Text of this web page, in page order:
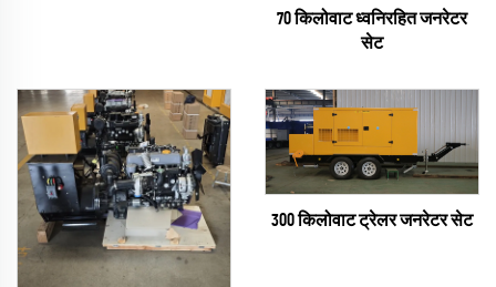
70 किलोवाट ध्वनिरहित जनरेटर
सेट
300 किलोवाट ट्रेलर जनरेटर सेट